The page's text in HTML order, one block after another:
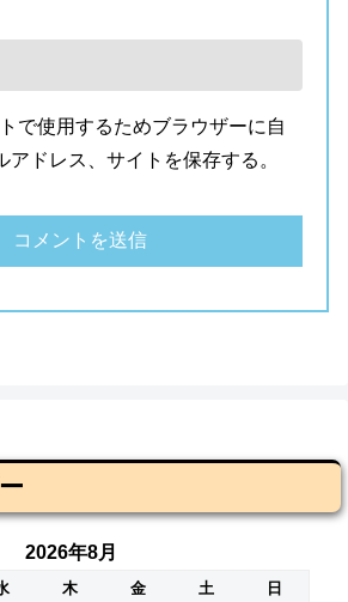
で使用するためブラウザーに自
アドレス、サイトを保存する。
2026年8月
木 金 土
日